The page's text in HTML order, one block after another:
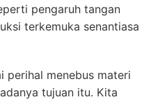
pengaruh tangan
terkemuka senantiasa
perihal menebus materi
tujuan itu. Kita